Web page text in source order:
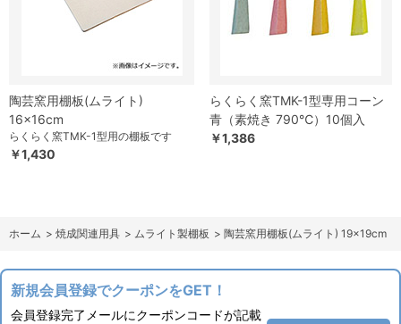
陶芸窯用棚板(ムライト)
16×16cm
らくらく窯TMK-1型用の棚板です
￥1,430
らくらく窯TMK-1型専用コーン
青（素焼き 790℃）10個入
￥1,386
ホーム > 焼成関連用具 > ムライト製棚板 > 陶芸窯用棚板(ムライト) 19×19cm
新規会員登録でクーポンをGET！
会員登録完了メールにクーポンコードが記載